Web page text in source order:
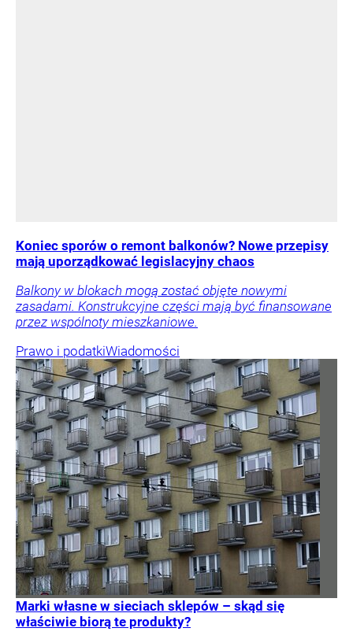
Koniec sporów o remont balkonów? Nowe przepisy
mają uporządkować legislacyjny chaos
Balkony w blokach mogą zostać objęte nowymi
zasadami. Konstrukcyjne części mają być finansowane
przez wspólnoty mieszkaniowe.
Prawo i podatkiWiadomości
Marki własne w sieciach sklepów – skąd się
właściwie biorą te produkty?